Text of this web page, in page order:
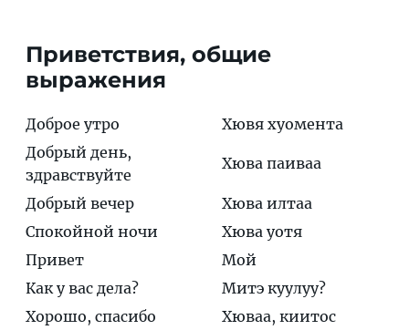
Приветствия, общие
выражения
Доброе утро
Хювя хуомента
Добрый день,
здравствуйте
Хюва паиваа
Добрый вечер
Хюва илтаа
Спокойной ночи
Хюва уотя
Привет
Мой
Как у вас дела?
Митэ куулуу?
Хорошо, спасибо
Хюваа, киитос